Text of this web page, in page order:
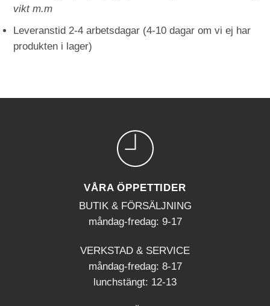
vikt m.m
Leveranstid 2-4 arbetsdagar (4-10 dagar om vi ej har
produkten i lager)
VÅRA ÖPPETTIDER
BUTIK & FÖRSÄLJNING
måndag-fredag: 9-17
VERKSTAD & SERVICE
måndag-fredag: 8-17
lunchstängt: 12-13